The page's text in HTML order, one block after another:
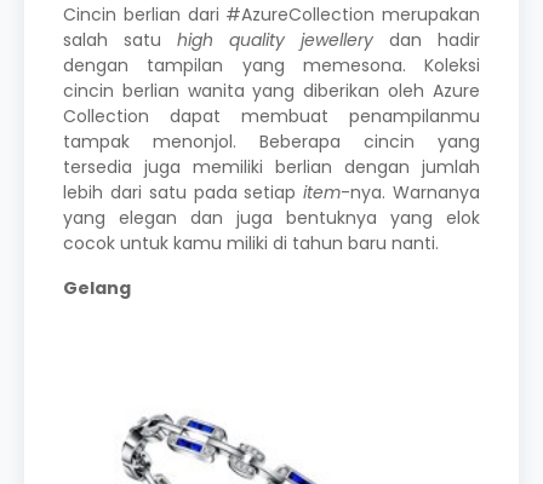
Cincin berlian dari #AzureCollection merupakan
salah satu high quality jewellery dan hadir
dengan tampilan yang memesona. Koleksi
cincin berlian wanita yang diberikan oleh Azure
Collection dapat membuat penampilanmu
tampak menonjol. Beberapa cincin yang
tersedia juga memiliki berlian dengan jumlah
lebih dari satu pada setiapitem-nya. Warnanya
yang elegan dan juga bentuknya yang elok
cocok untuk kamu miliki di tahun baru nanti.
Gelang